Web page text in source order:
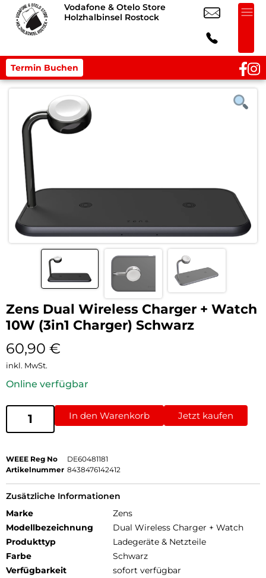
Vodafone & Otelo Store
Holzhalbinsel Rostock
Termin Buchen
Zens Dual Wireless Charger + Watch
10W (3in1 Charger) Schwarz
60,90 €
inkl. MwSt.
Online verfügbar
In den Warenkorb Jetzt kaufen
WEEE Reg No
DE60481181
Artikelnummer 8438476142412
Zusätzliche Informationen
Marke
Zens
Modellbezeichnung
Dual Wireless Charger + Watch
Produkttyp
Ladegeräte & Netzteile
Farbe
Schwarz
Verfügbarkeit
sofort verfügbar